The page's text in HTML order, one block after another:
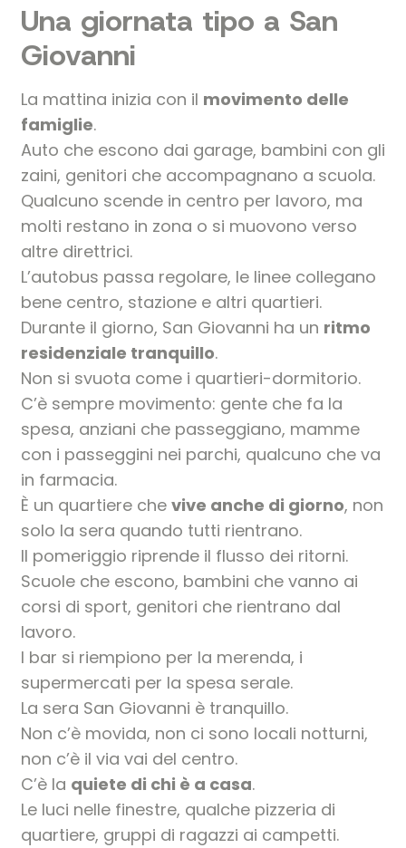
Una giornata tipo a San
Giovanni
La mattina inizia con il movimento delle
famiglie.
Auto che escono dai garage, bambini con gli
zaini, genitori che accompagnano a scuola.
Qualcuno scende in centro per lavoro, ma
molti restano in zona o si muovono verso
altre direttrici.
L’autobus passa regolare, le linee collegano
bene centro, stazione e altri quartieri.
Durante il giorno, San Giovanni ha un ritmo
residenziale tranquillo.
Non si svuota come i quartieri-dormitorio.
C’è sempre movimento: gente che fa la
spesa, anziani che passeggiano, mamme
con i passeggini nei parchi, qualcuno che va
in farmacia.
È un quartiere che vive anche di giorno, non
solo la sera quando tutti rientrano.
Il pomeriggio riprende il flusso dei ritorni.
Scuole che escono, bambini che vanno ai
corsi di sport, genitori che rientrano dal
lavoro.
I bar si riempiono per la merenda, i
supermercati per la spesa serale.
La sera San Giovanni è tranquillo.
Non c’è movida, non ci sono locali notturni,
non c’è il via vai del centro.
C’è la quiete di chi è a casa.
Le luci nelle finestre, qualche pizzeria di
quartiere, gruppi di ragazzi ai campetti.